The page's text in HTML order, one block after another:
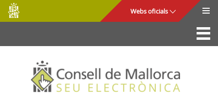
Salta al contingut principal
Consell
de
Mallorca
Webs oficials
La Seu
Consell de Mallorca
Accés i seguretat